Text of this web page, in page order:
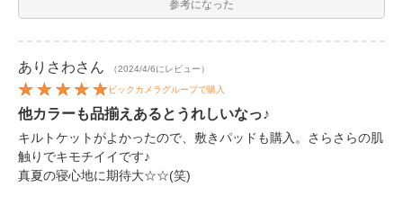
参考になった
ありさわさん （2024/4/6にレビュー）
ビックカメラグループで購入
他カラーも品揃えあるとうれしいなっ♪
キルトケットがよかったので、敷きパッドも購入。さらさらの肌
触りでキモチイイです♪
真夏の寝心地に期待大☆☆(笑)